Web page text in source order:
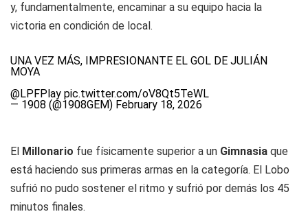
y, fundamentalmente, encaminar a su equipo hacia la
victoria en condición de local.
UNA VEZ MÁS, IMPRESIONANTE EL GOL DE JULIÁN
MOYA
@LPFPlay pic.twitter.com/oV8Qt5TeWL
— 1908 (@1908GEM) February 18, 2026
El Millonario fue físicamente superior a un Gimnasia que
está haciendo sus primeras armas en la categoría. El Lobo
sufrió no pudo sostener el ritmo y sufrió por demás los 45
minutos finales.